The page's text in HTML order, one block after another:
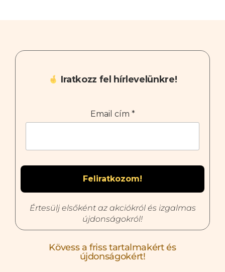
Iratkozz fel hírlevelünkre!
Email cím *
Értesülj elsőként az akciókról és izgalmas
újdonságokról!
Kövess a friss tartalmakért és
újdonságokért!